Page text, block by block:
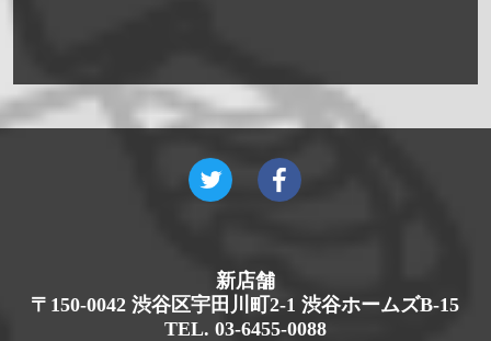
新店舗
〒150-0042 渋谷区宇田川町2-1 渋谷ホームズB-15
TEL. 03-6455-0088